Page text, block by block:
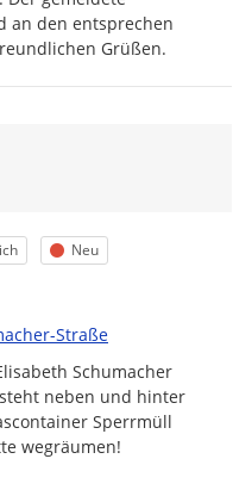
an den entsprechen
Grüßen.
Status
Neu
Straße
Schumacher
neben und hinter
Sperrmüll
wegräumen!